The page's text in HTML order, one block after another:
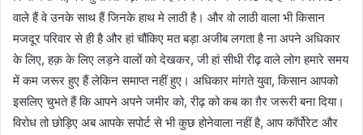
वाले हैं वे उनके साथ हैं जिनके हाथ मे लाठी है। और वो लाठी वाला भी किसान
मजदूर परिवार से ही है और हां चौंकिए मत बड़ा अजीब लगता है ना अपने अधिकार
के लिए, हक़ के लिए लड़ने वालों को देखकर, जी हां सीधी रीढ़ वाले लोग हमारे समय
में कम जरूर हुए हैं लेकिन समाप्त नहीं हुए। अधिकार मांगते युवा, किसान आपको
इसलिए चुभते हैं कि आपने अपने जमीर को, रीढ़ को कब का ग़ैर जरूरी बना दिया।
विरोध तो छोड़िए अब आपके सपोर्ट से भी कुछ होनेवाला नहीं है, आप कॉर्पोरेट और